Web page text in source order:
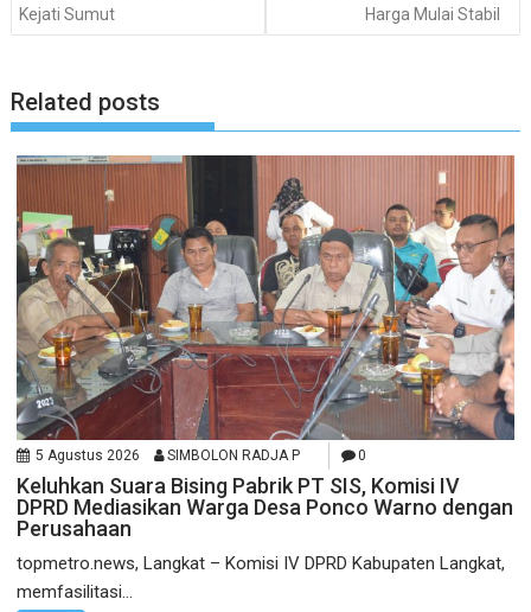
Kejati Sumut
Harga Mulai Stabil
Related posts
5 Agustus 2026 SIMBOLON RADJA P 0
Keluhkan Suara Bising Pabrik PT SIS, Komisi IV
DPRD Mediasikan Warga Desa Ponco Warno dengan
Perusahaan
topmetro.news, Langkat – Komisi IV DPRD Kabupaten Langkat,
memfasilitasi...